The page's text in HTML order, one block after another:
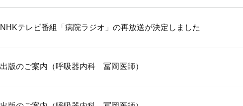
NHKテレビ番組「病院ラジオ」の再放送が決定しました
出版のご案内（呼吸器内科 冨岡医師）